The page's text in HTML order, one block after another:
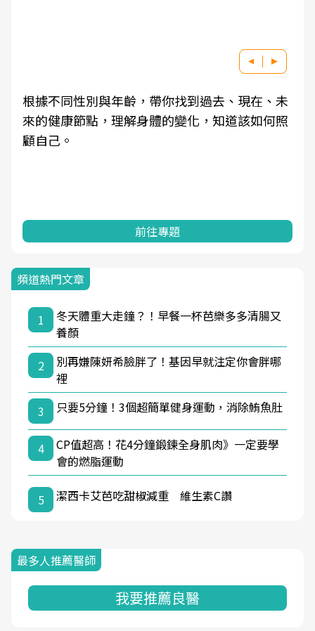
根據不同性別與年齡，帶你找到過去、現在、未
來的健康節點，理解身體的變化，知道該如何照
顧自己。
前往專題
頻道熱門文章
1
冬天體重大走鐘？！早餐一杯芭樂多多清腸又
養顏
2
別再嫌陳妍希臉胖了！基因早就注定你會胖哪
裡
3
只要5分鐘！3個超簡單健身運動，消除鮪魚肚
4
CP值超高！花4分鐘鍛鍊全身肌肉》一定要學
會的燃脂運動
5 潔西卡艾芭吃甜椒減重 維生素C讚
最多人推薦醫師
我要推薦良醫